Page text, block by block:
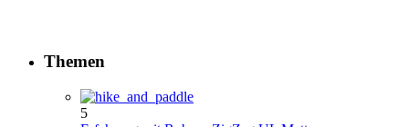
Themen
5